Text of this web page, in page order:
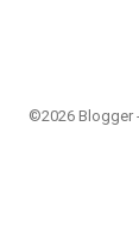
©2026 Blogger